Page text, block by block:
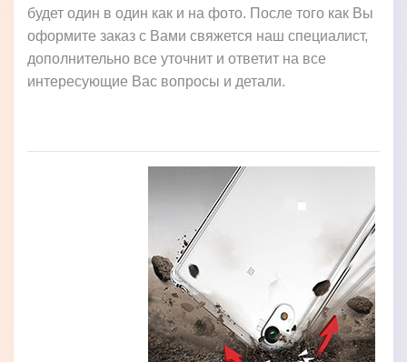
будет один в один как и на фото. После того как Вы
оформите заказ с Вами свяжется наш специалист,
дополнительно все уточнит и ответит на все
интересующие Вас вопросы и детали.